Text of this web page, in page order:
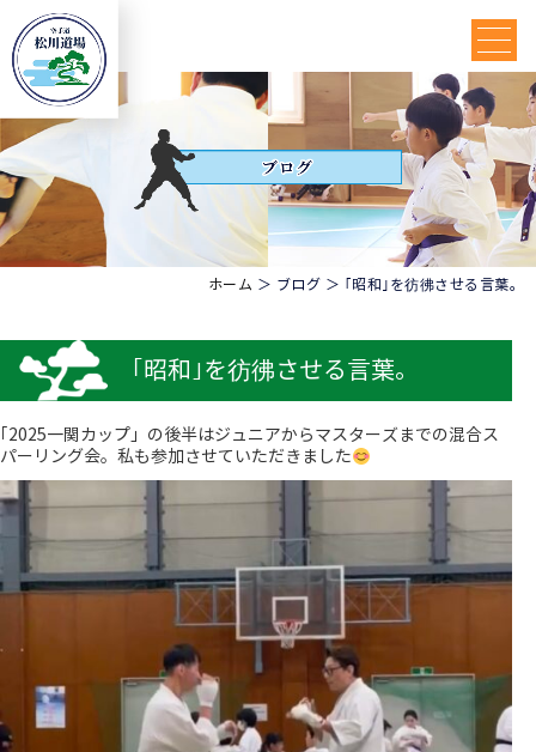
ホーム ＞ ブログ ＞ ｢昭和｣を彷彿させる言葉。
｢昭和｣を彷彿させる言葉。
｢2025一関カップ」の後半はジュニアからマスターズまでの混合ス
パーリング会。私も参加させていただきました